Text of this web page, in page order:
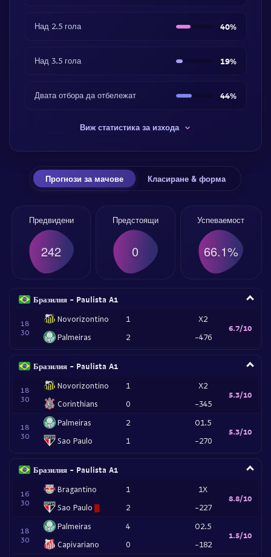
Над 2.5 гола 40%
Над 3.5 гола 19%
Двата отбора да отбележат 44%
Виж статистика за изхода
Прогнози за мачове Класиране & форма
Предвидени
242
Предстоящи
0
Успеваемост
66.1%
Бразилия - Paulista A1
18
30
Novorizontino
Palmeiras
1
2
X2
-476
6.7/10
Бразилия - Paulista A1
18
30
Novorizontino
Corinthians
1
0
X2
-345
5.3/10
18
30
Palmeiras
Sao Paulo
2
1
O1.5
-270
5.3/10
Бразилия - Paulista A1
16
30
Bragantino
Sao Paulo
1
2
1X
-227
8.8/10
18
30
Palmeiras
Capivariano
4
0
O2.5
-182
1.5/10